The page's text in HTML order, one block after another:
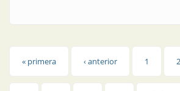
Páginas
« primera ‹ anterior 1 2